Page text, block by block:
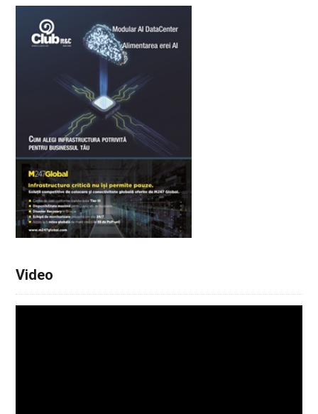
Video